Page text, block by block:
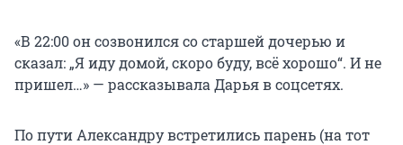
«В 22:00 он созвонился со старшей дочерью и
сказал: „Я иду домой, скоро буду, всё хорошо“. И не
пришел…» — рассказывала Дарья в соцсетях.
По пути Александру встретились парень (на тот